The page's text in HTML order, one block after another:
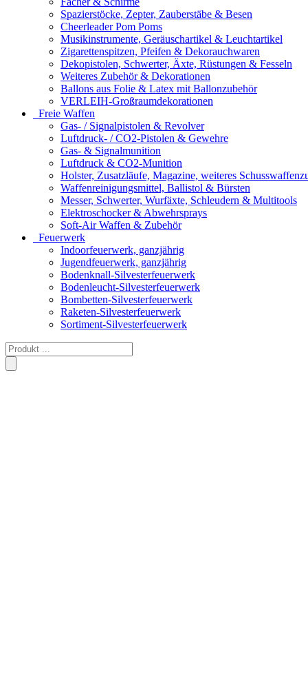
Spazierstöcke, Zepter, Zauberstäbe & Besen
Cheerleader Pom Poms
Musikinstrumente, Geräuschartikel & Leuchtartikel
Zigarettenspitzen, Pfeifen & Dekorauchwaren
Dekopistolen, Schwerter, Äxte, Rüstungen & Fesseln
Weiteres Zubehör & Dekorationen
Ballons aus Folie & Latex mit Ballonzubehör
VERLEIH-Großraumdekorationen
Freie Waffen
Gas- / Signalpistolen & Revolver
Luftdruck- / CO2-Pistolen & Gewehre
Gas- & Signalmunition
Luftdruck & CO2-Munition
Holster, Zusatzläufe, Magazine, weiteres
Waffenreinigungsmittel, Ballistol & Bürsten
Messer, Schwerter, Wurfäxte, Schleudern & Multitools
Elektroschocker & Abwehrsprays
Soft-Air Waffen & Zubehör
Feuerwerk
Indoorfeuerwerk, ganzjährig
Jugendfeuerwerk, ganzjährig
Bodenknall-Silvesterfeuerwerk
Bodenleucht-Silvesterfeuerwerk
Bombetten-Silvesterfeuerwerk
Raketen-Silvesterfeuerwerk
Sortiment-Silvesterfeuerwerk
Products
search